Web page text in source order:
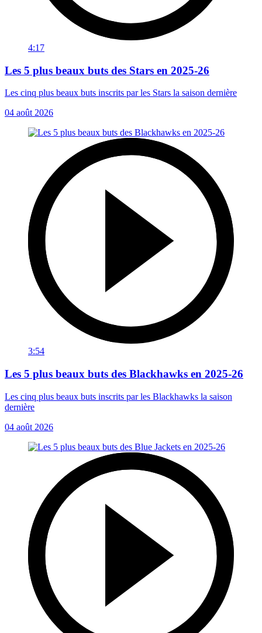
4:17
Les 5 plus beaux buts des Stars en 2025-26
Les cinq plus beaux buts inscrits par les Stars la saison dernière
04 août 2026
3:54
Les 5 plus beaux buts des Blackhawks en 2025-26
Les cinq plus beaux buts inscrits par les Blackhawks la saison
dernière
04 août 2026